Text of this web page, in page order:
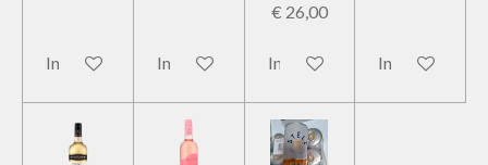
In winkelwagenIn winkelwagen
€ 26,00
In winkelwagenIn